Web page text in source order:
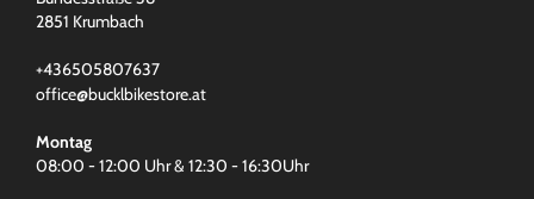
2851 Krumbach
+436505807637
office@bucklbikestore.at
Montag
08:00 - 12:00 Uhr & 12:30 - 16:30Uhr